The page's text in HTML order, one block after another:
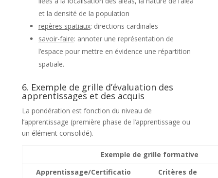
et la densité de la population
repères spatiaux: directions cardinales
savoir-faire: annoter une représentation de
l’espace pour mettre en évidence une répartition
spatiale.
6. Exemple de grille d’évaluation des
apprentissages et des acquis
La pondération est fonction du niveau de
l’apprentissage (première phase de l’apprentissage ou
un élément consolidé).
Exemple de grille formative
Apprentissage/Certificatio
Critères de